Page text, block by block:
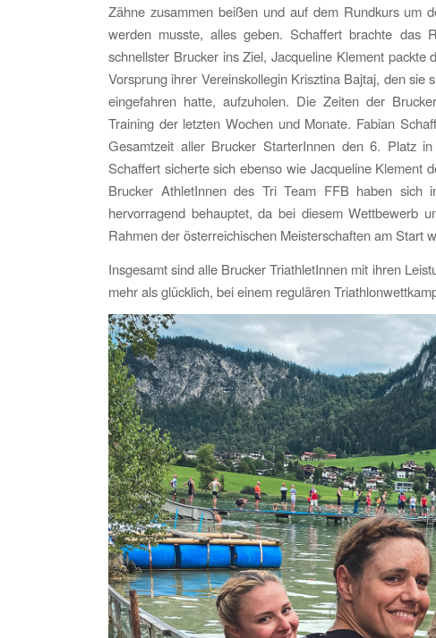
Zähne zusammen beißen und auf dem Rundkurs um
werden musste, alles geben. Schaffert brachte das
schnellster Brucker ins Ziel, Jacqueline Klement packte
Vorsprung ihrer Vereinskollegin Krisztina Bajtaj, den sie
eingefahren hatte, aufzuholen. Die Zeiten der
Training der letzten Wochen und Monate. Fabian
Gesamtzeit aller Brucker StarterInnen den 6. Platz
Schaffert sicherte sich ebenso wie Jacqueline Klement
Brucker AthletInnen des Tri Team FFB haben sich
hervorragend behauptet, da bei diesem Wettbewerb
Rahmen der österreichischen Meisterschaften am Start
Insgesamt sind alle Brucker TriathletInnen mit ihren
mehr als glücklich, bei einem regulären